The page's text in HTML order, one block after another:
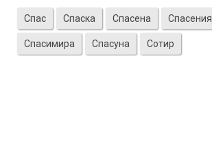
Спас Спаска Спасена Спасения
Спасимира Спасуна Сотир